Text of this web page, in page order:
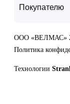
Покупателю
ООО «ВЕЛМАС»
Политика
Технологии